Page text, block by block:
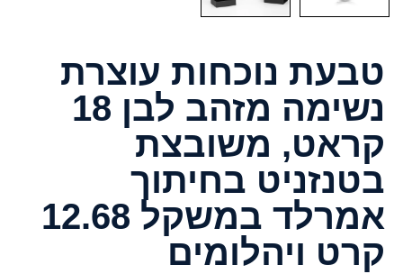
טבעת נוכחות עוצרת
נשימה מזהב לבן 18
קראט, משובצת
בטנזניט בחיתוך
אמרלד במשקל 12.68
קרט ויהלומים